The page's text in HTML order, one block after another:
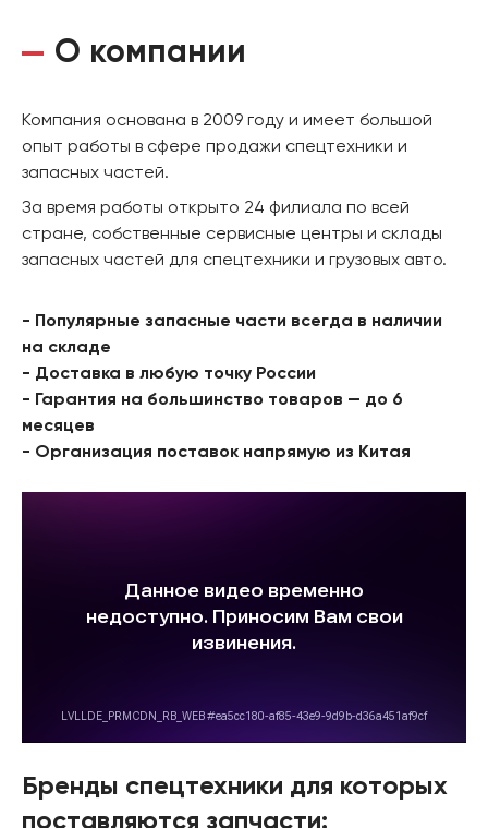
О компании
Компания основана в 2009 году и имеет большой
опыт работы в сфере продажи спецтехники и
запасных частей.
За время работы открыто 24 филиала по всей
стране, собственные сервисные центры и склады
запасных частей для спецтехники и грузовых авто.
- Популярные запасные части всегда в наличии
на складе
- Доставка в любую точку России
- Гарантия на большинство товаров — до 6
месяцев
- Организация поставок напрямую из Китая
Бренды спецтехники для которых
поставляются запчасти: